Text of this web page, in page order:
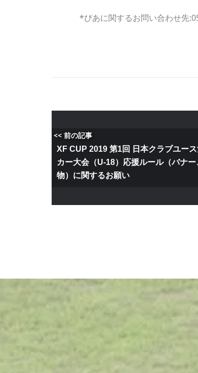
*ぴあに関するお問い合わせ先
<< 前の記事
XF CUP 2019 第1回 日本クラブユー
カー大会（U-18）応援ルール（バナー
物）に関するお願い